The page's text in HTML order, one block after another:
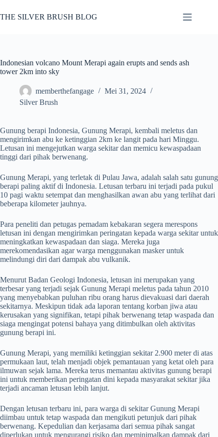
to
content
THE SILVER BRUSH BLOG
Indonesian volcano Mount Merapi again erupts and sends ash
tower 2km into sky
memberthefangage
Mei 31, 2024
Silver Brush
Gunung berapi Indonesia, Gunung Merapi, kembali meletus dan
mengirimkan abu ke ketinggian 2km ke langit pada hari Minggu.
Letusan ini mengejutkan warga sekitar dan memicu kewaspadaan
tinggi dari pihak berwenang.
Gunung Merapi, yang terletak di Pulau Jawa, adalah salah satu gunung
berapi paling aktif di Indonesia. Letusan terbaru ini terjadi pada pukul
10 pagi waktu setempat dan menghasilkan awan abu yang terlihat dari
beberapa kilometer jauhnya.
Para peneliti dan petugas pemadam kebakaran segera merespons
letusan ini dengan mengirimkan peringatan kepada warga sekitar untuk
meningkatkan kewaspadaan dan siaga. Mereka juga
merekomendasikan agar warga menggunakan masker untuk
melindungi diri dari dampak abu vulkanik.
Menurut Badan Geologi Indonesia, letusan ini merupakan yang
terbesar yang terjadi sejak Gunung Merapi meletus pada tahun 2010
yang menyebabkan puluhan ribu orang harus dievakuasi dari daerah
sekitarnya. Meskipun tidak ada laporan tentang korban jiwa atau
kerusakan yang signifikan, tetapi pihak berwenang tetap waspada dan
siaga mengingat potensi bahaya yang ditimbulkan oleh aktivitas
gunung berapi ini.
Gunung Merapi, yang memiliki ketinggian sekitar 2.900 meter di atas
permukaan laut, telah menjadi objek pemantauan yang ketat oleh para
ilmuwan sejak lama. Mereka terus memantau aktivitas gunung berapi
ini untuk memberikan peringatan dini kepada masyarakat sekitar jika
terjadi ancaman letusan lebih lanjut.
Dengan letusan terbaru ini, para warga di sekitar Gunung Merapi
diimbau untuk tetap waspada dan mengikuti petunjuk dari pihak
berwenang. Kepedulian dan kerjasama dari semua pihak sangat
diperlukan untuk mengurangi risiko dan meminimalkan dampak dari